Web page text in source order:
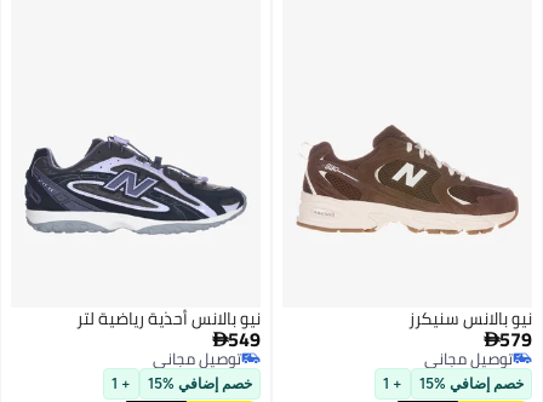
+ 1
نيو بالانس أحذية رياضية لتر
توصيل مجاني
توصيل مجاني
خصم إضافي %15 + 1